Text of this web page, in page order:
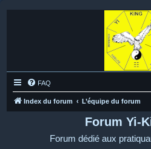
FAQ
Index du forum L’équipe du forum
Forum Yi-
Forum dédié aux